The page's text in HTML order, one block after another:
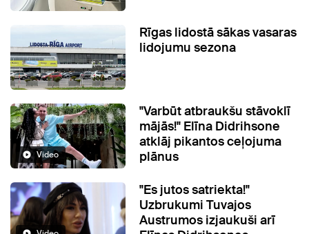
Rīgas lidostā sākas vasaras
lidojumu sezona
Video
"Varbūt atbraukšu stāvoklī
mājās!" Elīna Didrihsone
atklāj pikantos ceļojuma
plānus
"Es jutos satriekta!"
Uzbrukumi Tuvajos
Austrumos izjaukuši arī